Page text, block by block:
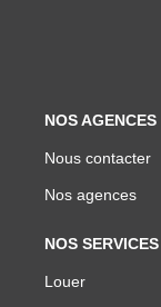
NOS AGENCES
Nous contacter
Nos agences
NOS SERVICES
Louer